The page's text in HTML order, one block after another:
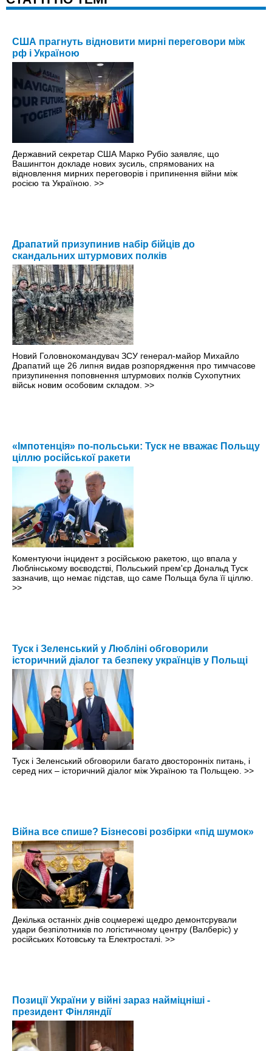
США прагнуть відновити мирні переговори між
рф і Україною
Державний секретар США Марко Рубіо заявляє, що
Вашингтон докладе нових зусиль, спрямованих на
відновлення мирних переговорів і припинення війни між
росією та Україною. >>
Драпатий призупинив набір бійців до
скандальних штурмових полків
Новий Головнокомандувач ЗСУ генерал-майор Михайло
Драпатий ще 26 липня видав розпорядження про тимчасове
призупинення поповнення штурмових полків Сухопутних
військ новим особовим складом. >>
«Імпотенція» по-польськи: Туск не вважає Польщу
ціллю російської ракети
Коментуючи інцидент з російською ракетою, що впала у
Люблінському воєводстві, Польський прем'єр Дональд Туск
зазначив, що немає підстав, що саме Польща була її ціллю.
>>
Туск і Зеленський у Любліні обговорили
історичний діалог та безпеку українців у Польщі
Туск і Зеленський обговорили багато двосторонніх питань, і
серед них – історичний діалог між Україною та Польщею. >>
Війна все спише? Бізнесові розбірки «під шумок»
Декілька останніх днів соцмережі щедро демонтсрували
удари безпілотників по логістичному центру (Валберіс) у
російських Котовську та Електросталі. >>
Позиції України у війні зараз найміцніші -
президент Фінляндії